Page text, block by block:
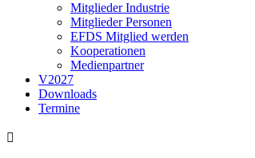
Mitglieder Industrie
Mitglieder Personen
EFDS Mitglied werden
Kooperationen
Medienpartner
V2027
Downloads
Termine